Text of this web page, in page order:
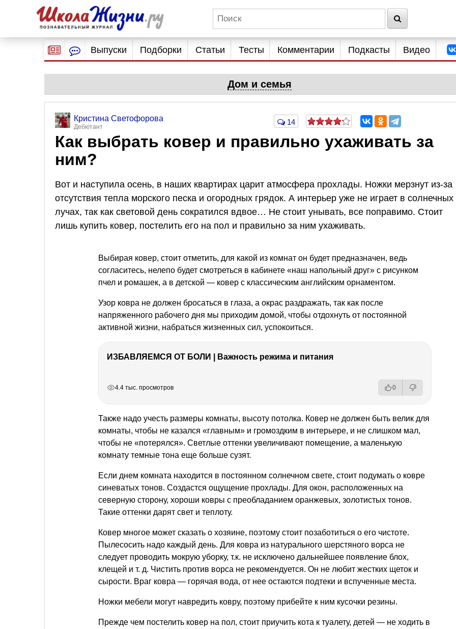
Выпуски Подборки Статьи Тесты Комментарии Подкасты Видео
Дом и семья
Кристина Светофорова
Дебютант
14
Как выбрать ковер и правильно ухаживать за
ним?
Вот и наступила осень, в наших квартирах царит атмосфера прохлады. Ножки мерзнут из-за
отсутствия тепла морского песка и огородных грядок. А интерьер уже не играет в солнечных
лучах, так как световой день сократился вдвое… Не стоит унывать, все поправимо. Стоит
лишь купить ковер, постелить его на пол и правильно за ним ухаживать.
Выбирая ковер, стоит отметить, для какой из комнат он будет предназначен, ведь
согласитесь, нелепо будет смотреться в кабинете «наш напольный друг» с рисунком
пчел и ромашек, а в детской — ковер с классическим английским орнаментом.
Узор ковра не должен бросаться в глаза, а окрас раздражать, так как после
напряженного рабочего дня мы приходим домой, чтобы отдохнуть от постоянной
активной жизни, набраться жизненных сил, успокоиться.
ИЗБАВЛЯЕМСЯ ОТ БОЛИ | Важность режима и питания
4.4 тыс. просмотров 0
Также надо учесть размеры комнаты, высоту потолка. Ковер не должен быть велик для
комнаты, чтобы не казался «главным» и громоздким в интерьере, и не слишком мал,
чтобы не «потерялся». Светлые оттенки увеличивают помещение, а маленькую
комнату темные тона еще больше сузят.
Если днем комната находится в постоянном солнечном свете, стоит подумать о ковре
синеватых тонов. Создастся ощущение прохлады. Для окон, расположенных на
северную сторону, хороши ковры с преобладанием оранжевых, золотистых тонов.
Такие оттенки дарят свет и теплоту.
Ковер многое может сказать о хозяине, поэтому стоит позаботиться о его чистоте.
Пылесосить надо каждый день. Для ковра из натурального шерстяного ворса не
следует проводить мокрую уборку, т.к. не исключено дальнейшее появление блох,
клещей и т. д. Чистить против ворса не рекомендуется. Он не любит жестких щеток и
сырости. Враг ковра — горячая вода, от нее остаются подтеки и вспученные места.
Ножки мебели могут навредить ковру, поэтому прибейте к ним кусочки резины.
Прежде чем постелить ковер на пол, стоит приучить кота к туалету, детей — не ходить в